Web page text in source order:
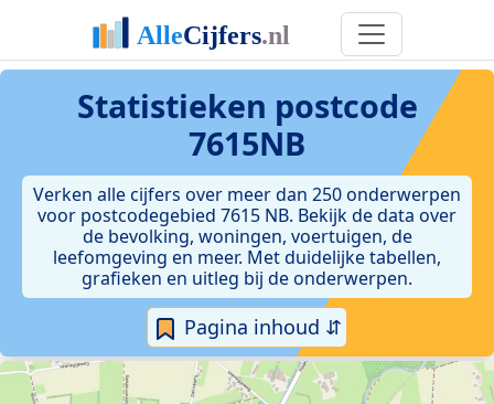
Statistieken postcode
7615NB
Verken alle cijfers over meer dan 250 onderwerpen
voor postcodegebied 7615 NB. Bekijk de data over
de bevolking, woningen, voertuigen, de
leefomgeving en meer. Met duidelijke tabellen,
grafieken en uitleg bij de onderwerpen.
Pagina inhoud ⇵